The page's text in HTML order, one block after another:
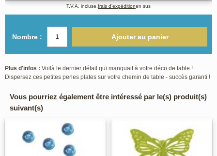
T.V.A. incluse, frais d'expéditionen sus
Nombre : Ajouter au panier
Plus d'infos : Voilà le dernier détail qui manquait à votre déco de table !
Dispersez ces petites perles plates sur votre chemin de table - succès garanti !
Vous pourriez également être intéressé par le(s) produit(s)
suivant(s)